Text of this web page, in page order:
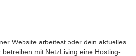
Website arbeitest oder dein aktuelles
betreiben mit NetzLiving eine Hosting-